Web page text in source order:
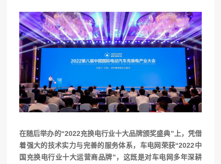
在随后举办的“2022充换电行业十大品牌颁奖盛典”上，凭借
着强大的技术实力与完善的服务体系，车电网荣获“2022中
国充换电行业十大运营商品牌”，这既是对车电网多年深耕